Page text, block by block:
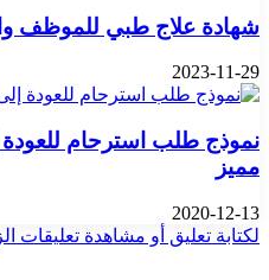
شهادة علاج طبي للموظف
2023-11-29
نموذج طلب استرحام
مميز
2020-12-13
لكتابة تعليق أو مشاهدة تعليقات